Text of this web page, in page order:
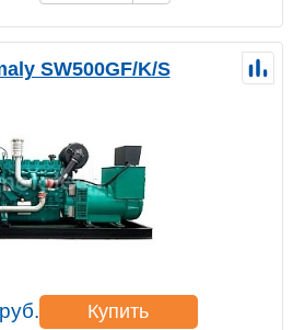
SW500GF/K/S
руб. Купить